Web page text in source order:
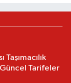
Taşımacılık
Tarifeler